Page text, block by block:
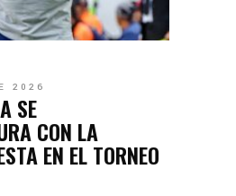
2026
SE
CON LA
EN EL TORNEO